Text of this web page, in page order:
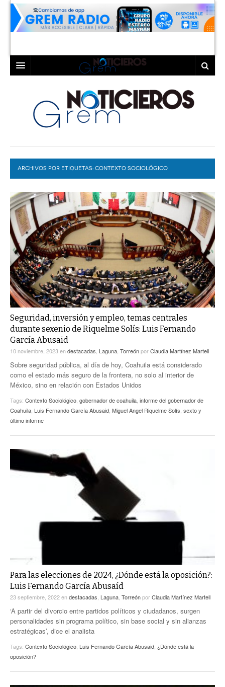
LAGUNA
TORREÓN
GÓMEZ PALACIO
LERDO
COAHUILA
DURANGO
DEPORTES
EXA
EL EXACTO
EXA INFORMA
GLOBO
CONTEXTOS
TRAYECTO LAGUNA
A MEDIA MAÑANA
A TODA LEY
ENTRE LAGUNEROS
DIÁLOGOS CON LA HISTORIA
TWEETS AND BEATS
LA MEJOR 97.1 ESTÉREO GALLITO
ACTUALIDADES GREM
PULSO
COLABORADORES
PC29
ACTUALIDADES GREM
ARCHIVOS POR ETIQUETAS: CONTEXTO SOCIOLÓGICO
Seguridad, inversión y empleo, temas centrales
durante sexenio de Riquelme Solís: Luis Fernando
García Abusaid
10 noviembre, 2023endestacadas Laguna TorreónporClaudia Martínez Martell
Sobre seguridad pública, al día de hoy, Coahuila está considerado
como el estado más seguro de la frontera, no solo al interior de
México, sino en relación con Estados Unidos
Tags: Contexto Sociológico gobernador de coahuila informe del gobernador de
Coahuila Luis Fernando García Abusaid Miguel Angel Riquelme Solís sexto y
último informe
Para las elecciones de 2024, ¿Dónde está la oposición?:
Luis Fernando García Abusaíd
23 septiembre, 2022endestacadas Laguna TorreónporClaudia Martínez Martell
‘A partir del divorcio entre partidos políticos y ciudadanos, surgen
personalidades sin programa político, sin base social y sin alianzas
estratégicas’, dice el analista
Tags: Contexto Sociológico Luis Fernando García Abusaid ¿Dónde está la
oposición?